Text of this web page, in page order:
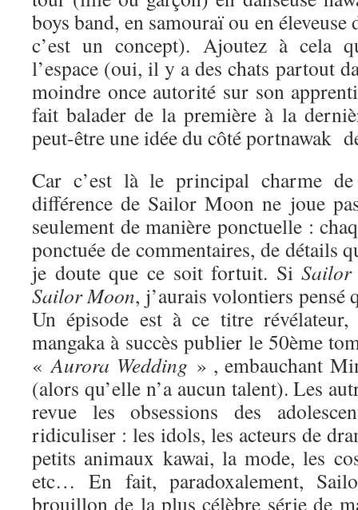
boys band, en samouraï ou en éleveuse
c’est un concept). Ajoutez à cela
l’espace (oui, il y a des chats partout
moindre once autorité sur son
fait balader de la première à la
peut-être une idée du côté portnawak
Car c’est là le principal charme
différence de Sailor Moon ne joue
seulement de manière ponctuelle :
ponctuée de commentaires, de détails
je doute que ce soit fortuit. Si
Sailor Moon, j’aurais volontiers pensé
Un épisode est à ce titre
mangaka à succès publier le 50ème
«Aurora Wedding » , embauchant
(alors qu’elle n’a aucun talent). Les
revue les obsessions des
ridiculiser : les idols, les acteurs de
petits animaux kawai, la mode, les
etc… En fait, paradoxalement,
brouillon de la plus célèbre série de